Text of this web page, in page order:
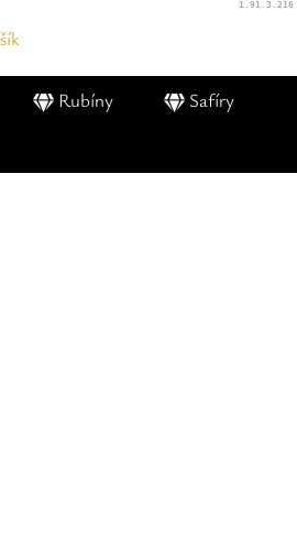
Rubíny
Safíry
1.91.3.216